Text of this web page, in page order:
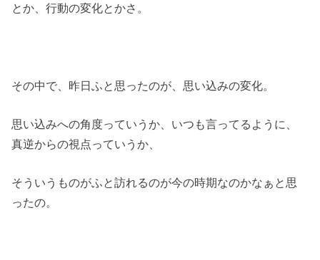
とか、行動の変化とかさ。
その中で、昨日ふと思ったのが、思い込みの変化。
思い込みへの角度っていうか、いつも言ってるように、
真逆からの視点っていうか、
そういうものがふと訪れるのが今の時期なのかなぁと思
ったの。